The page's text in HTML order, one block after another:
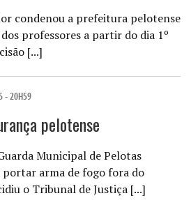
condenou a prefeitura pelotense
professores a partir do dia 1º
[...]
- 20H59
pelotense
Municipal de Pelotas
arma de fogo fora do
o Tribunal de Justiça [...]